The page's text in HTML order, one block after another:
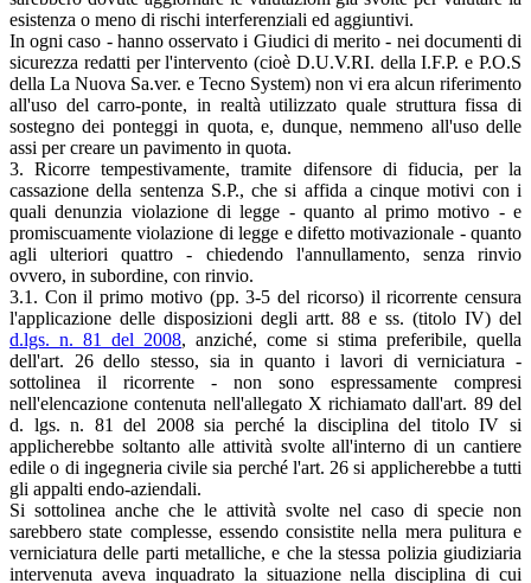
esistenza o meno di rischi interferenziali ed aggiuntivi.
In ogni caso - hanno osservato i Giudici di merito - nei documenti di
sicurezza redatti per l'intervento (cioè D.U.V.RI. della I.F.P. e P.O.S
della La Nuova Sa.ver. e Tecno System) non vi era alcun riferimento
all'uso del carro-ponte, in realtà utilizzato quale struttura fissa di
sostegno dei ponteggi in quota, e, dunque, nemmeno all'uso delle
assi per creare un pavimento in quota.
3. Ricorre tempestivamente, tramite difensore di fiducia, per la
cassazione della sentenza S.P., che si affida a cinque motivi con i
quali denunzia violazione di legge - quanto al primo motivo - e
promiscuamente violazione di legge e difetto motivazionale - quanto
agli ulteriori quattro - chiedendo l'annullamento, senza rinvio
ovvero, in subordine, con rinvio.
3.1. Con il primo motivo (pp. 3-5 del ricorso) il ricorrente censura
l'applicazione delle disposizioni degli artt. 88 e ss. (titolo IV) del
d.lgs. n. 81 del 2008, anziché, come si stima preferibile, quella
dell'art. 26 dello stesso, sia in quanto i lavori di verniciatura -
sottolinea il ricorrente - non sono espressamente compresi
nell'elencazione contenuta nell'allegato X richiamato dall'art. 89 del
d. lgs. n. 81 del 2008 sia perché la disciplina del titolo IV si
applicherebbe soltanto alle attività svolte all'interno di un cantiere
edile o di ingegneria civile sia perché l'art. 26 si applicherebbe a tutti
gli appalti endo-aziendali.
Si sottolinea anche che le attività svolte nel caso di specie non
sarebbero state complesse, essendo consistite nella mera pulitura e
verniciatura delle parti metalliche, e che la stessa polizia giudiziaria
intervenuta aveva inquadrato la situazione nella disciplina di cui